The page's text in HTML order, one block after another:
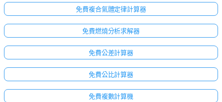
免費複合氣體定律計算器
免費燃燒分析求解器
免費公差計算器
免費公比計算器
免費複數計算機